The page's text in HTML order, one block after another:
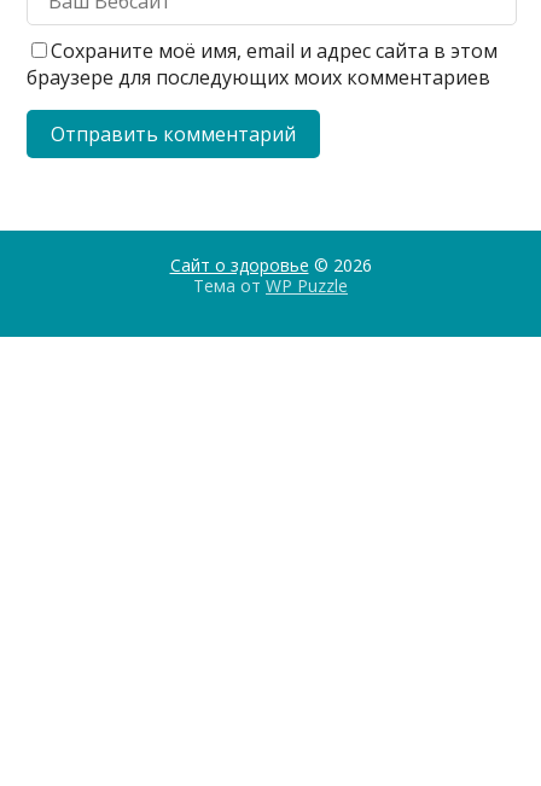
Сохраните моё имя, email и адрес сайта в этом
браузере для последующих моих комментариев
Сайт о здоровье © 2026
Тема от WP Puzzle